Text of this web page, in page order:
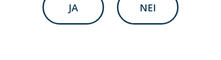
JA NEI